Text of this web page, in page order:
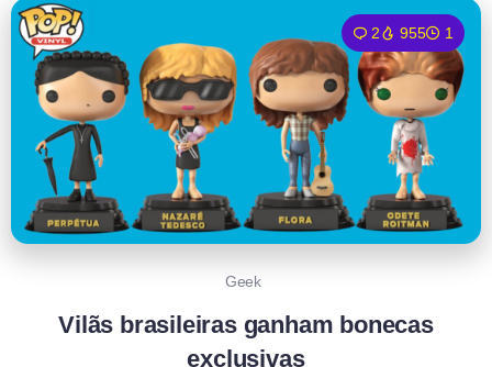
2 955 1
Geek
Vilãs brasileiras ganham bonecas
exclusivas